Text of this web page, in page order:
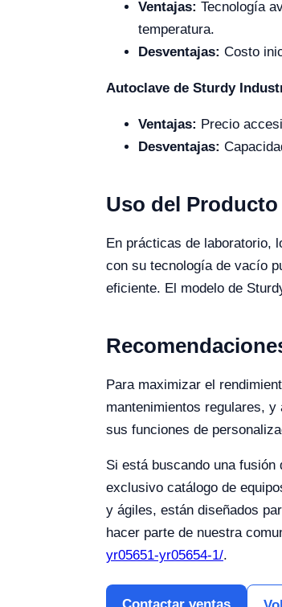
Ventajas: Tecnología
temperatura.
Desventajas: Costo
Autoclave de Sturdy
Ventajas: Precio
Desventajas:
Uso del
En prácticas de laboratorio,
con su tecnología de vacío
eficiente. El modelo de
Para maximizar el
mantenimientos regulares,
sus funciones de
Si está buscando una
exclusivo catálogo de
y ágiles, están diseñados
hacer parte de nuestra
yr05651-yr05654-1/.